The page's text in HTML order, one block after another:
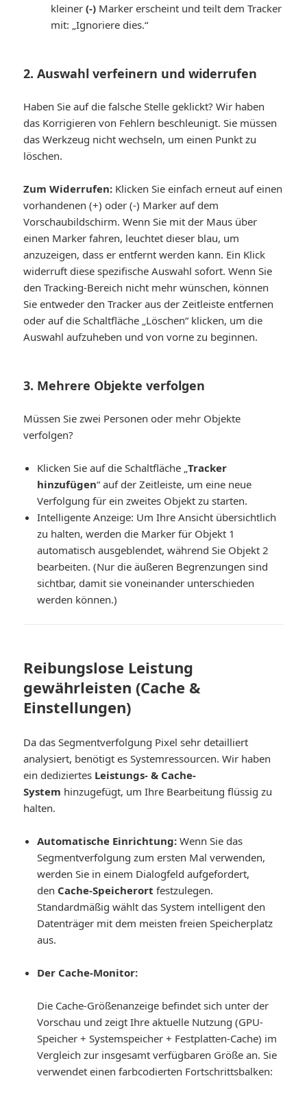
kleiner(-) Marker erscheint und teilt dem Tracker
mit: „Ignoriere dies.“
2. Auswahl verfeinern und widerrufen
Haben Sie auf die falsche Stelle geklickt? Wir haben
das Korrigieren von Fehlern beschleunigt. Sie müssen
das Werkzeug nicht wechseln, um einen Punkt zu
löschen.
Zum Widerrufen: Klicken Sie einfach erneut auf einen
vorhandenen (+) oder (-) Marker auf dem
Vorschaubildschirm. Wenn Sie mit der Maus über
einen Marker fahren, leuchtet dieser blau, um
anzuzeigen, dass er entfernt werden kann. Ein Klick
widerruft diese spezifische Auswahl sofort. Wenn Sie
den Tracking-Bereich nicht mehr wünschen, können
Sie entweder den Tracker aus der Zeitleiste entfernen
oder auf die Schaltfläche „Löschen“ klicken, um die
Auswahl aufzuheben und von vorne zu beginnen.
3. Mehrere Objekte verfolgen
Müssen Sie zwei Personen oder mehr Objekte
verfolgen?
Klicken Sie auf die Schaltfläche „Tracker
hinzufügen“ auf der Zeitleiste, um eine neue
Verfolgung für ein zweites Objekt zu starten.
Intelligente Anzeige: Um Ihre Ansicht übersichtlich
zu halten, werden die Marker für Objekt 1
automatisch ausgeblendet, während Sie Objekt 2
bearbeiten. (Nur die äußeren Begrenzungen sind
sichtbar, damit sie voneinander unterschieden
werden können.)
Reibungslose Leistung
gewährleisten (Cache &
Einstellungen)
Da das Segmentverfolgung Pixel sehr detailliert
analysiert, benötigt es Systemressourcen.Wir haben
ein dediziertes Leistungs- & Cache-
System hinzugefügt, um Ihre Bearbeitung flüssig zu
halten.
Automatische Einrichtung: Wenn Sie das
Segmentverfolgung zum ersten Mal verwenden,
werden Sie in einem Dialogfeld aufgefordert,
den Cache-Speicherort festzulegen.
Standardmäßig wählt das System intelligent den
Datenträger mit dem meisten freien Speicherplatz
aus.
Der Cache-Monitor:
Die Cache-Größenanzeige befindet sich unter der
Vorschau und zeigt Ihre aktuelle Nutzung (GPU-
Speicher + Systemspeicher + Festplatten-Cache) im
Vergleich zur insgesamt verfügbaren Größe an. Sie
verwendet einen farbcodierten Fortschrittsbalken: